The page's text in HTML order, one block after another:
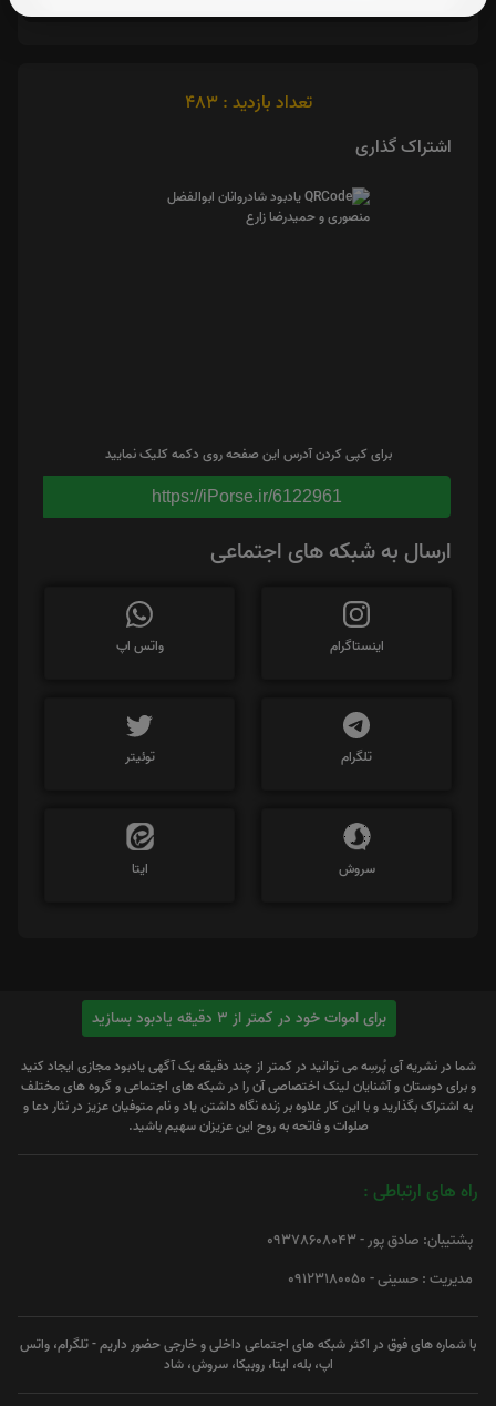
تعداد بازدید : 483
اشتراک گذاری
برای کپی کردن آدرس این صفحه روی دکمه کلیک نمایید
https://iPorse.ir/6122961
ارسال به شبکه های اجتماعی
اینستاگرام واتس اپ
تلگرام توئیتر
سروش ایتا
برای اموات خود در کمتر از 3 دقیقه یادبود بسازید
شما در نشریه آی پُرسِه می توانید در کمتر از چند دقیقه یک آگهی یادبود مجازی ایجاد کنید
و برای دوستان و آشنایان لینک اختصاصی آن را در شبکه های اجتماعی و گروه های مختلف
به اشتراک بگذارید و با این کار علاوه بر زنده نگاه داشتن یاد و نام متوفیان عزیز در نثار دعا و
صلوات و فاتحه به روح این عزیزان سهیم باشید.
راه های ارتباطی :
پشتیبان: صادق پور - 09378608043
مدیریت : حسینی - 09123180050
با شماره های فوق در اکثر شبکه های اجتماعی داخلی و خارجی حضور داریم - تلگرام، واتس
اپ، بله، ایتا، روبیکا، سروش، شاد